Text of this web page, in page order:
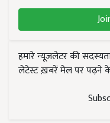
हमारे न्यूज़लेटर की
लेटेस्ट ख़बरें मेल पर पढ़ने